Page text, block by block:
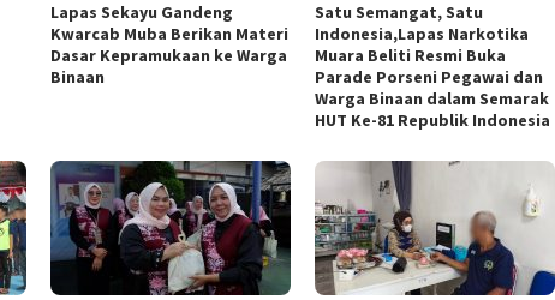
Lapas Sekayu Gandeng
Kwarcab Muba Berikan Materi
Dasar Kepramukaan ke Warga
Binaan
Satu Semangat, Satu
Indonesia,Lapas Narkotika
Muara Beliti Resmi Buka
Parade Porseni Pegawai dan
Warga Binaan dalam Semarak
HUT Ke-81 Republik Indonesia